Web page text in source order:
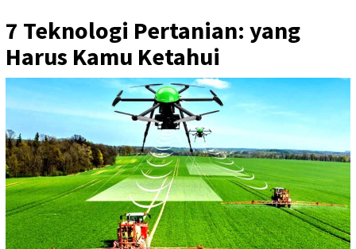
7 Teknologi Pertanian: yang
Harus Kamu Ketahui